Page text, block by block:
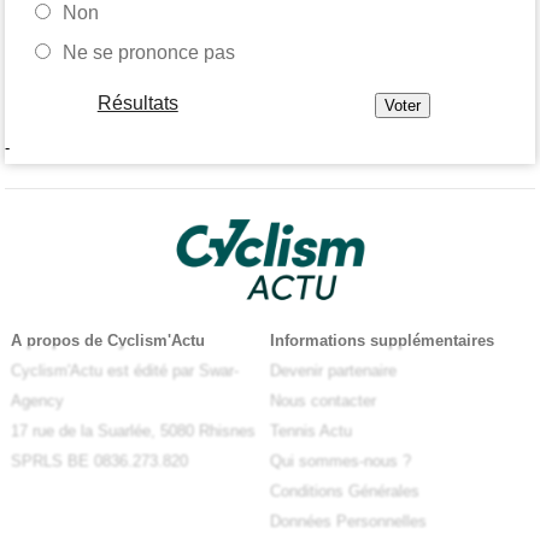
Non
Ne se prononce pas
Résultats
-
A propos de Cyclism'Actu
Cyclism'Actu est édité par Swar-
Agency
17 rue de la Suarlée, 5080 Rhisnes
SPRLS BE 0836.273.820
Informations supplémentaires
Devenir partenaire
Nous contacter
Tennis Actu
Qui sommes-nous ?
Conditions Générales
Données Personnelles